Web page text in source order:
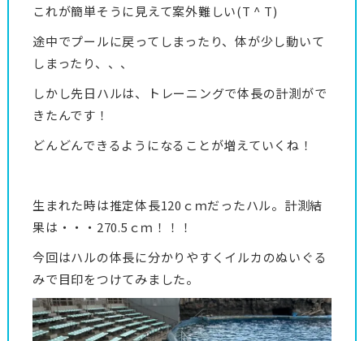
これが簡単そうに見えて案外難しい(T ^ T)
途中でプールに戻ってしまったり、体が少し動いて
しまったり、、、
しかし先日ハルは、トレーニングで体長の計測がで
きたんです！
どんどんできるようになることが増えていくね！
生まれた時は推定体長120ｃｍだったハル。計測結
果は・・・270.5ｃｍ！！！
今回はハルの体長に分かりやすくイルカのぬいぐる
みで目印をつけてみました。